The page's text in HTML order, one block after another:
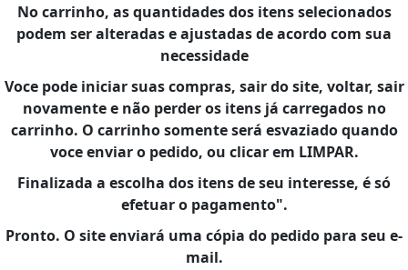
No carrinho, as quantidades dos itens selecionados
podem ser alteradas e ajustadas de acordo com sua
necessidade
Voce pode iniciar suas compras, sair do site, voltar, sair
novamente e não perder os itens já carregados no
carrinho. O carrinho somente será esvaziado quando
voce enviar o pedido, ou clicar em LIMPAR.
Finalizada a escolha dos itens de seu interesse, é só
efetuar o pagamento".
Pronto. O site enviará uma cópia do pedido para seu e-
mail.